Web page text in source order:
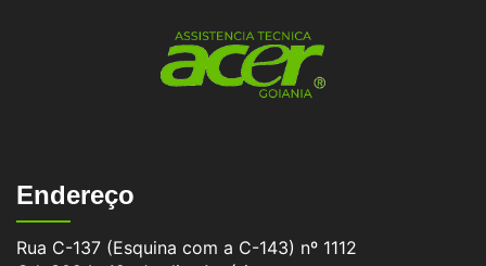
Endereço
Rua C-137 (Esquina com a C-143) nº 1112